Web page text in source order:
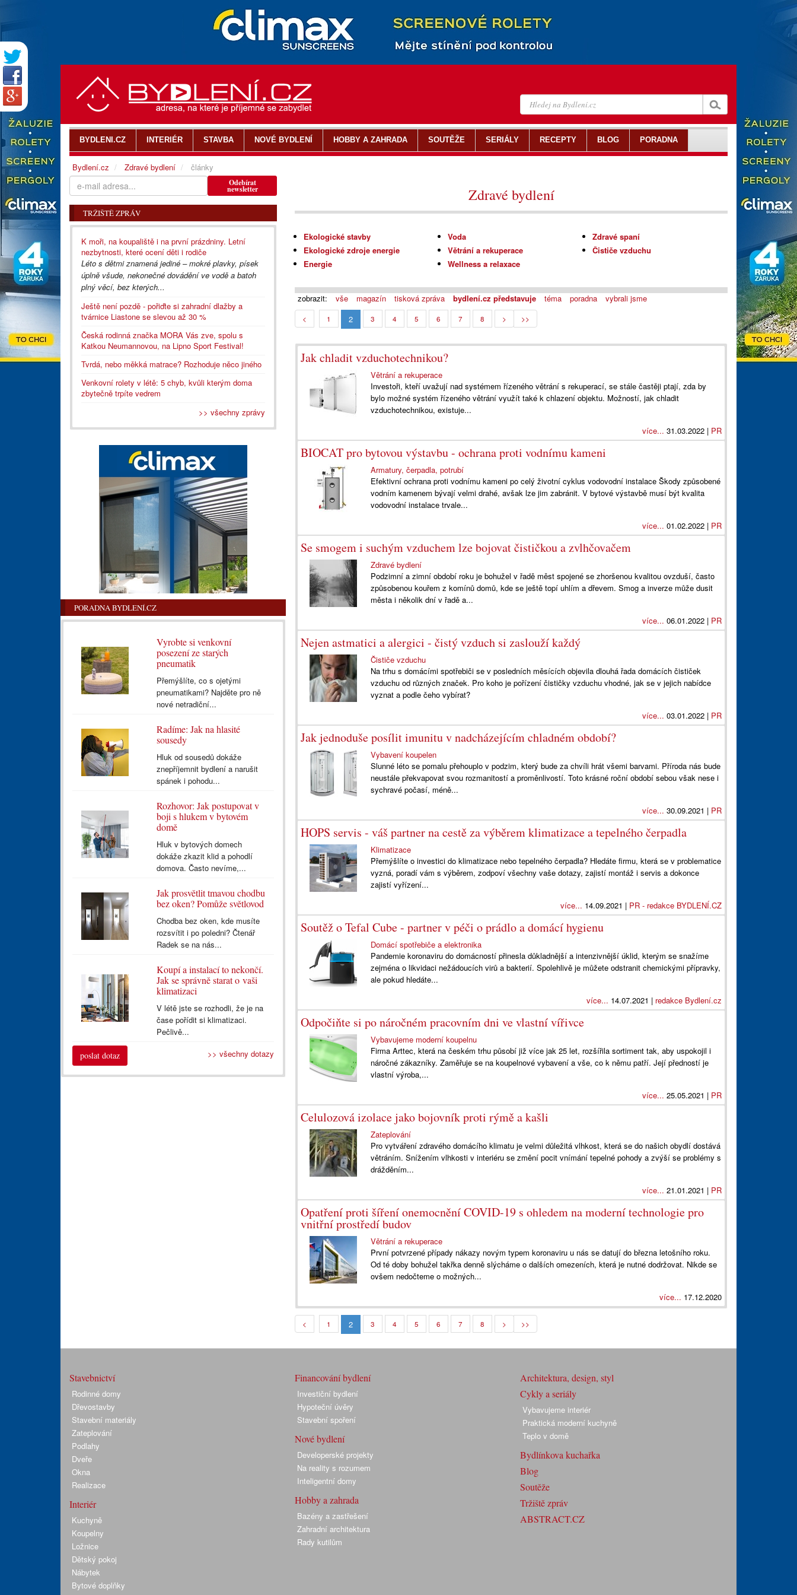
Zdravé bydlení
Ekologické stavby
Ekologické zdroje energie
Energie
Voda
Větrání a rekuperace
Wellness a relaxace
Zdravé spaní
Čističe vzduchu
zobrazit: vše magazín tisková zpráva bydlení.cz představuje téma poradna vybrali jsme
< 1 2 3 4 5 6 7 8 > >>
Jak chladit vzduchotechnikou?
Větrání a rekuperace
Investoři, kteří uvažují nad systémem řízeného větrání s rekuperací, se stále častěji ptají, zda by
bylo možné systém řízeného větrání využít také k chlazení objektu. Možností, jak chladit
vzduchotechnikou, existuje...
více... 31.03.2022 | PR
BIOCAT pro bytovou výstavbu - ochrana proti vodnímu kameni
Armatury, čerpadla, potrubí
Efektivní ochrana proti vodnímu kameni po celý životní cyklus vodovodní instalace Škody způsobené
vodním kamenem bývají velmi drahé, avšak lze jim zabránit. V bytové výstavbě musí být kvalita
vodovodní instalace trvale...
více... 01.02.2022 | PR
Se smogem i suchým vzduchem lze bojovat čističkou a zvlhčovačem
Zdravé bydlení
Podzimní a zimní období roku je bohužel v řadě měst spojené se zhoršenou kvalitou ovzduší, často
způsobenou kouřem z komínů domů, kde se ještě topí uhlím a dřevem. Smog a inverze může dusit
města i několik dní v řadě a...
více... 06.01.2022 | PR
Nejen astmatici a alergici - čistý vzduch si zaslouží každý
Čističe vzduchu
Na trhu s domácími spotřebiči se v posledních měsících objevila dlouhá řada domácích čističek
vzduchu od různých značek. Pro koho je pořízení čističky vzduchu vhodné, jak se v jejich nabídce
vyznat a podle čeho vybírat?
více... 03.01.2022 | PR
Jak jednoduše posílit imunitu v nadcházejícím chladném období?
Vybavení koupelen
Slunné léto se pomalu přehouplo v podzim, který bude za chvíli hrát všemi barvami. Příroda nás bude
neustále překvapovat svou rozmanitostí a proměnlivostí. Toto krásné roční období sebou však nese i
sychravé počasí, méně...
více... 30.09.2021 | PR
HOPS servis - váš partner na cestě za výběrem klimatizace a tepelného čerpadla
Klimatizace
Přemýšlíte o investici do klimatizace nebo tepelného čerpadla? Hledáte firmu, která se v problematice
vyzná, poradí vám s výběrem, zodpoví všechny vaše dotazy, zajistí montáž i servis a dokonce
zajistí vyřízení...
více... 14.09.2021 | PR - redakce BYDLENÍ.CZ
Soutěž o Tefal Cube - partner v péči o prádlo a domácí hygienu
Domácí spotřebiče a elektronika
Pandemie koronaviru do domácností přinesla důkladnější a intenzivnější úklid, kterým se snažíme
zejména o likvidaci nežádoucích virů a bakterií. Spolehlivě je můžete odstranit chemickými přípravky,
ale pokud hledáte...
více... 14.07.2021 | redakce Bydlení.cz
Odpočiňte si po náročném pracovním dni ve vlastní vířivce
Vybavujeme moderní koupelnu
Firma Arttec, která na českém trhu působí již více jak 25 let, rozšířila sortiment tak, aby uspokojil i
náročné zákazníky. Zaměřuje se na koupelnové vybavení a vše, co k němu patří. Její předností je
vlastní výroba,...
více... 25.05.2021 | PR
Celulozová izolace jako bojovník proti rýmě a kašli
Zateplování
Pro vytváření zdravého domácího klimatu je velmi důležitá vlhkost, která se do našich obydlí dostává
větráním. Snížením vlhkosti v interiéru se změní pocit vnímání tepelné pohody a zvýší se problémy s
drážděním...
více... 21.01.2021 | PR
Opatření proti šíření onemocnění COVID-19 s ohledem na moderní technologie pro
vnitřní prostředí budov
Větrání a rekuperace
První potvrzené případy nákazy novým typem koronaviru u nás se datují do března letošního roku.
Od té doby bohužel takřka denně slýcháme o dalších omezeních, která je nutné dodržovat. Nikde se
ovšem nedočteme o možných...
více... 17.12.2020
< 1 2 3 4 5 6 7 8 > >>
Odebírat
newsletter
TRŽIŠTĚ ZPRÁV
K moři, na koupaliště i na první prázdniny. Letní
nezbytnosti, které ocení děti i rodiče
Léto s dětmi znamená jediné – mokré plavky, písek
úplně všude, nekonečné dovádění ve vodě a batoh
plný věcí, bez kterých...
Ještě není pozdě - pořiďte si zahradní dlažby a
tvárnice Liastone se slevou až 30 %
Česká rodinná značka MORA Vás zve, spolu s
Katkou Neumannovou, na Lipno Sport Festival!
Tvrdá, nebo měkká matrace? Rozhoduje něco jiného
Venkovní rolety v létě: 5 chyb, kvůli kterým doma
zbytečně trpíte vedrem
>> všechny zprávy
PORADNA BYDLENÍ.CZ
Vyrobte si venkovní
posezení ze starých
pneumatik
Přemýšlíte, co s ojetými
pneumatikami? Najděte pro ně
nové netradiční...
Radíme: Jak na hlasité
sousedy
Hluk od sousedů dokáže
znepříjemnit bydlení a narušit
spánek i pohodu...
Rozhovor: Jak postupovat v
boji s hlukem v bytovém
domě
Hluk v bytových domech
dokáže zkazit klid a pohodlí
domova. Často nevíme,...
Jak prosvětlit tmavou chodbu
bez oken? Pomůže světlovod
Chodba bez oken, kde musíte
rozsvítit i po poledni? Čtenář
Radek se na nás...
Koupí a instalací to nekončí.
Jak se správně starat o vaši
klimatizaci
V létě jste se rozhodli, že je na
čase pořídit si klimatizaci.
Pečlivě...
poslat dotaz >> všechny dotazy
BYDLENI.CZ INTERIÉR STAVBA NOVÉ BYDLENÍ HOBBY A ZAHRADA SOUTĚŽE SERIÁLY RECEPTY BLOG PORADNA
Bydlení.cz Zdravé bydlení články
Stavebnictví
Rodinné domy
Dřevostavby
Stavební materiály
Zateplování
Podlahy
Dveře
Okna
Realizace
Interiér
Kuchyně
Koupelny
Ložnice
Dětský pokoj
Nábytek
Bytové doplňky
Financování bydlení
Investiční bydlení
Hypoteční úvěry
Stavební spoření
Nové bydlení
Developerské projekty
Na reality s rozumem
Inteligentní domy
Hobby a zahrada
Bazény a zastřešení
Zahradní architektura
Rady kutilům
Architektura, design, styl
Cykly a seriály
Vybavujeme interiér
Praktická moderní kuchyně
Teplo v domě
Bydlínkova kuchařka
Blog
Soutěže
Tržiště zpráv
ABSTRACT.CZ